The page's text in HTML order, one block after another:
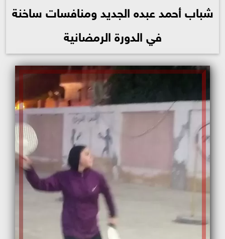
شباب أحمد عبده الجديد ومنافسات ساخنة
في الدورة الرمضانية